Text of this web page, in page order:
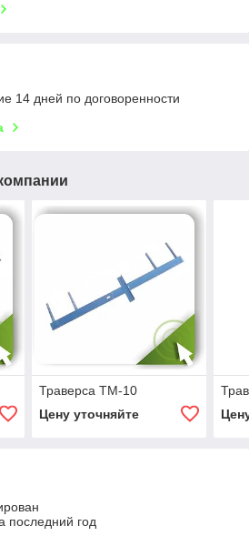
14 дней по договоренности
Траверса ТМ-10
Цену уточняйте
последний год